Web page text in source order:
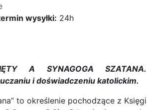
wysyłki: 24h
A SYNAGOGA SZATANA.
i doświadczeniu katolickim.
to określenie pochodzące z Księgi